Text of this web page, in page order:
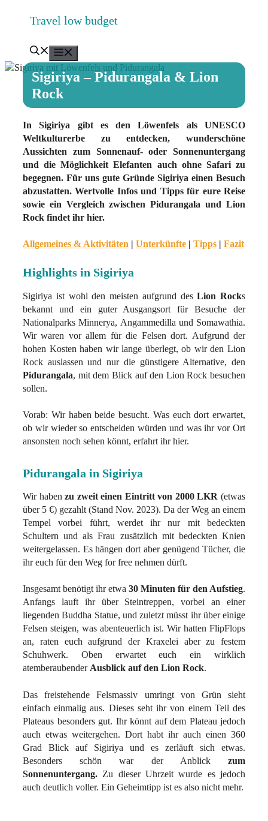
springen
Travel low budget
Sigiriya – Pidurangala & Lion
Rock
In Sigiriya gibt es den Löwenfels als UNESCO
Weltkulturerbe zu entdecken, wunderschöne
Aussichten zum Sonnenauf- oder Sonnenuntergang
und die Möglichkeit Elefanten auch ohne Safari zu
begegnen. Für uns gute Gründe Sigiriya einen Besuch
abzustatten. Wertvolle Infos und Tipps für eure Reise
sowie ein Vergleich zwischen Pidurangala und Lion
Rock findet ihr hier.
Allgemeines & Aktivitäten | Unterkünfte | Tipps | Fazit
Highlights in Sigiriya
Sigiriya ist wohl den meisten aufgrund desLion Rocks
bekannt und ein guter Ausgangsort für Besuche der
Nationalparks Minnerya, Angammedilla und Somawathia.
Wir waren vor allem für die Felsen dort. Aufgrund der
hohen Kosten haben wir lange überlegt, ob wir den Lion
Rock auslassen und nur die günstigere Alternative, den
Pidurangala, mit dem Blick auf den Lion Rock besuchen
sollen.
Vorab: Wir haben beide besucht. Was euch dort erwartet,
ob wir wieder so entscheiden würden und was ihr vor Ort
ansonsten noch sehen könnt, erfahrt ihr hier.
Pidurangala in Sigiriya
Wir habenzu zweit einen Eintritt von 2000 LKR (etwas
über 5 €) gezahlt (Stand Nov. 2023). Da der Weg an einem
Tempel vorbei führt, werdet ihr nur mit bedeckten
Schultern und als Frau zusätzlich mit bedeckten Knien
weitergelassen. Es hängen dort aber genügend Tücher, die
ihr euch für den Weg for free nehmen dürft.
Insgesamt benötigt ihr etwa 30 Minuten für den Aufstieg.
Anfangs lauft ihr über Steintreppen, vorbei an einer
liegenden Buddha Statue, und zuletzt müsst ihr über einige
Felsen steigen, was abenteuerlich ist. Wir hatten FlipFlops
an, raten euch aufgrund der Kraxelei aber zu festem
Schuhwerk. Oben erwartet euch ein wirklich
atemberaubenderAusblick auf den Lion Rock.
Das freistehende Felsmassiv umringt von Grün sieht
einfach einmalig aus. Dieses seht ihr von einem Teil des
Plateaus besonders gut. Ihr könnt auf dem Plateau jedoch
auch etwas weitergehen. Dort habt ihr auch einen 360
Grad Blick auf Sigiriya und es zerläuft sich etwas.
Besonders schön war der Anblick zum
Sonnenuntergang. Zu dieser Uhrzeit wurde es jedoch
auch deutlich voller. Ein Geheimtipp ist es also nicht mehr.